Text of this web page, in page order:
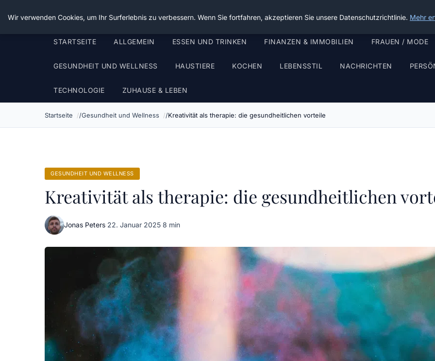
Die Schnitter
STARTSEITE ALLGEMEIN ESSEN UND TRINKEN FINANZEN & IMMOBILIEN FRAUEN / MODE
GESUNDHEIT UND WELLNESS HAUSTIERE KOCHEN LEBENSSTIL NACHRICHTEN
TECHNOLOGIE ZUHAUSE & LEBEN
Startseite Gesundheit und Wellness Kreativität als therapie: die gesundheitlichen vorteile
GESUNDHEIT UND WELLNESS
Kreativität als therapie: die gesundheitlichen
Jonas Peters·22. Januar 2025·8 min
Wir verwenden Cookies, um Ihr Surferlebnis zu verbessern. Wenn Sie fortfahren, akzeptieren Sie unsere Datenschutzrichtlinie. Mehr